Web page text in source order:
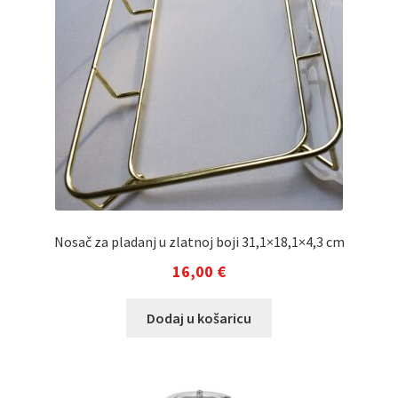
Nosač za pladanj u zlatnoj boji 31,1×18,1×4,3 cm
16,00 €
Dodaj u košaricu